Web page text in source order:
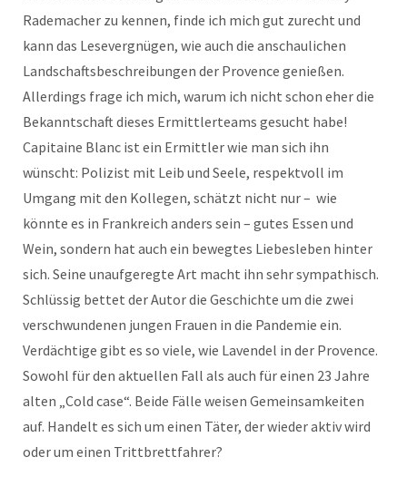
Rademacher zu kennen, finde ich mich gut zurecht und
kann das Lesevergnügen, wie auch die anschaulichen
Landschaftsbeschreibungen der Provence genießen.
Allerdings frage ich mich, warum ich nicht schon eher die
Bekanntschaft dieses Ermittlerteams gesucht habe!
Capitaine Blanc ist ein Ermittler wie man sich ihn
wünscht: Polizist mit Leib und Seele, respektvoll im
Umgang mit den Kollegen, schätzt nicht nur – wie
könnte es in Frankreich anders sein – gutes Essen und
Wein, sondern hat auch ein bewegtes Liebesleben hinter
sich. Seine unaufgeregte Art macht ihn sehr sympathisch.
Schlüssig bettet der Autor die Geschichte um die zwei
verschwundenen jungen Frauen in die Pandemie ein.
Verdächtige gibt es so viele, wie Lavendel in der Provence.
Sowohl für den aktuellen Fall als auch für einen 23 Jahre
alten „Cold case“. Beide Fälle weisen Gemeinsamkeiten
auf. Handelt es sich um einen Täter, der wieder aktiv wird
oder um einen Trittbrettfahrer?